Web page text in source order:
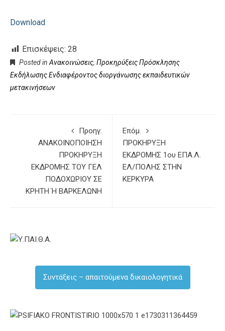
Download
Επισκέψεις: 28
Posted in Ανακοινώσεις, Προκηρύξεις Πρόσκλησης
Εκδήλωσης Ενδιαφέροντος διοργάνωσης εκπαιδευτικών
μετακινήσεων
Προηγ.
ΑΝΑΚΟΙΝΟΠΟΙΗΣΗ
ΠΡΟΚΗΡΥΞΗ
ΕΚΔΡΟΜΗΣ ΤΟΥ ΓΕΛ
ΠΟΔΟΧΩΡΙΟΥ ΣΕ
ΚΡΗΤΗ Ή ΒΑΡΚΕΛΩΝΗ
Επόμ.
ΠΡΟΚΗΡΥΞΗ
ΕΚΔΡΟΜΗΣ 1ου ΕΠΑ.Λ.
ΕΛ/ΠΟΛΗΣ ΣΤΗΝ
ΚΕΡΚΥΡΑ
Συντάξεις – απαιτούμενα δικαιολογητικά